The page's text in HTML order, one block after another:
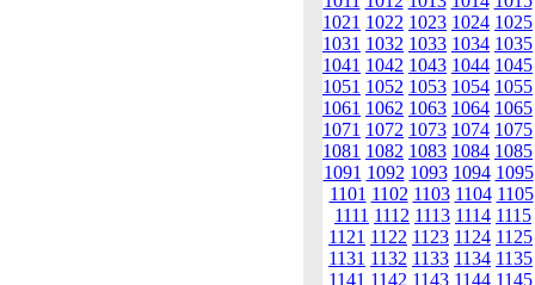
1021 1022 1023 1024 1025
1031 1032 1033 1034 1035
1041 1042 1043 1044 1045
1051 1052 1053 1054 1055
1061 1062 1063 1064 1065
1071 1072 1073 1074 1075
1081 1082 1083 1084 1085
1091 1092 1093 1094 1095
1101 1102 1103 1104 1105
1111 1112 1113 1114 1115
1121 1122 1123 1124 1125
1131 1132 1133 1134 1135
1141 1142 1143 1144 1145